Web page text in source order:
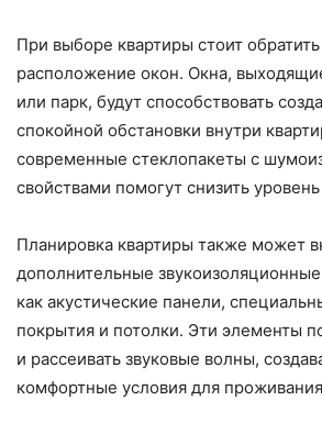
При выборе квартиры стоит
расположение окон. Окна,
или парк, будут способствовать
спокойной обстановки внутри
современные стеклопакеты с
свойствами помогут снизить
Планировка квартиры также может
дополнительные
как акустические панели,
покрытия и потолки. Эти элементы
и рассеивать звуковые волны,
комфортные условия для